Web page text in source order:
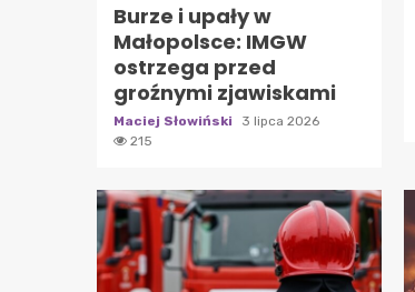
Burze i upały w
Małopolsce: IMGW
ostrzega przed
groźnymi zjawiskami
Maciej Słowiński
3 lipca 2026
215